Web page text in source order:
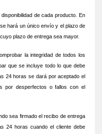
de cada producto. En
hará un único envío y el plazo de
plazo de entrega sea mayor.
la integridad de todos los
que se incluye todo lo que debe
24 horas se dará por aceptado el
por desperfectos o fallos con el
sea firmado el recibo de entrega
24 horas cuando el cliente debe